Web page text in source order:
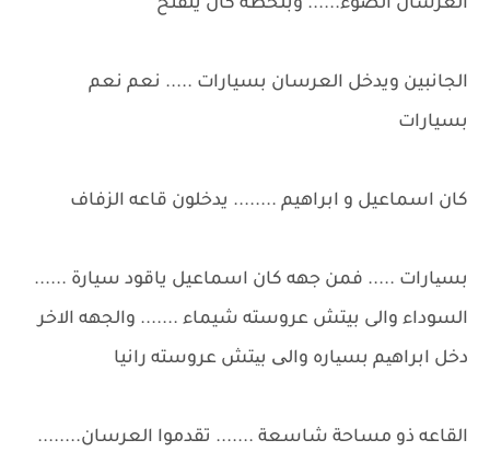
العرسان الضوء...... وبلحظه كان ينفتح
الجانبين ويدخل العرسان بسيارات ..... نعم نعم
بسيارات
كان اسماعيل و ابراهيم ........ يدخلون قاعه الزفاف
بسیارات ..... فمن جهه كان اسماعيل ياقود سيارة ......
السوداء والى بيتش عروسته شيماء ....... والجهه الاخر
دخل ابراهیم بسیاره والی بیتش عروسته رانيا
القاعه ذو مساحة شاسعة ....... تقدموا العرسان........